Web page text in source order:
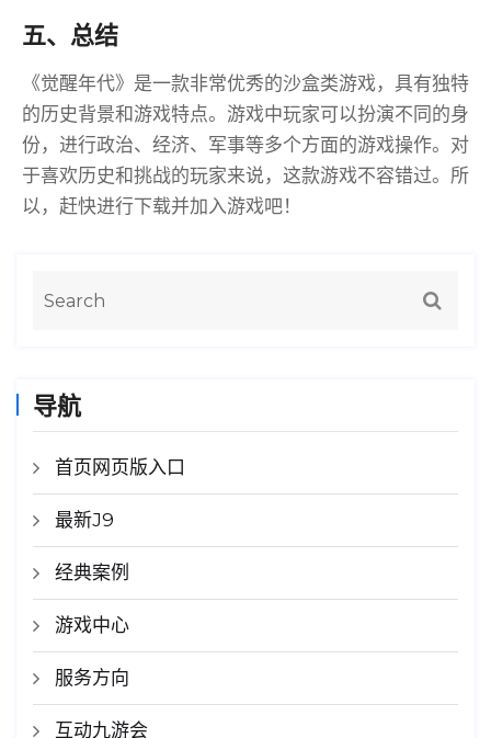
五、总结
《觉醒年代》是一款非常优秀的沙盒类游戏，具有独特
的历史背景和游戏特点。游戏中玩家可以扮演不同的身
份，进行政治、经济、军事等多个方面的游戏操作。对
于喜欢历史和挑战的玩家来说，这款游戏不容错过。所
以，赶快进行下载并加入游戏吧！
导航
首页网页版入口
最新J9
经典案例
游戏中心
服务方向
互动九游会